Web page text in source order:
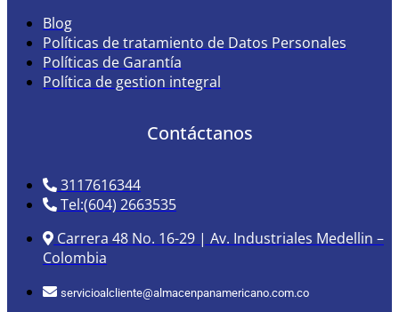
Blog
Políticas de tratamiento de Datos Personales
Políticas de Garantía
Política de gestion integral
Contáctanos
3117616344
Tel:(604) 2663535
Carrera 48 No. 16-29 | Av. Industriales Medellin –
Colombia
servicioalcliente@almacenpanamericano.com.co